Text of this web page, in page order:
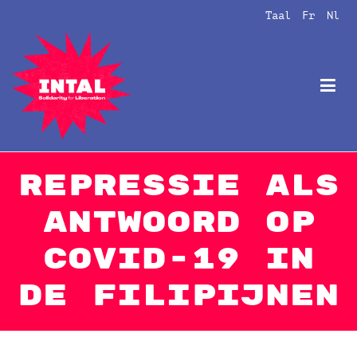
springen
Taal Fr Nl
Intal
Globalize Solidarity!
Repressie als
antwoord op
COVID-19 in
de Filipijnen